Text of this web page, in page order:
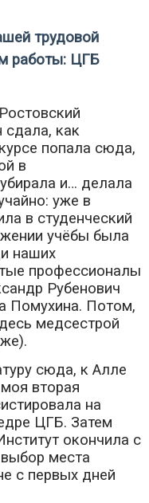
трудовой
работы: ЦГБ
сдала, как
попала сюда,
в
и… делала
уже в
в студенческий
учёбы была
наших
профессионалы
Рубенович
Помухина. Потом,
медсестрой
сюда, к Алле
вторая
на
ЦГБ. Затем
окончила с
места
с первых дней